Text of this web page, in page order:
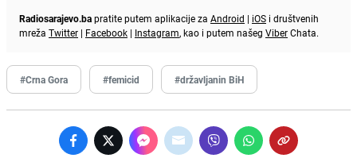
Radiosarajevo.bapratite putem aplikacije za Android | iOS i društvenih
mreža Twitter | Facebook | Instagram, kao i putem našeg ViberChata.
#Crna Gora #femicid #državljanin BiH